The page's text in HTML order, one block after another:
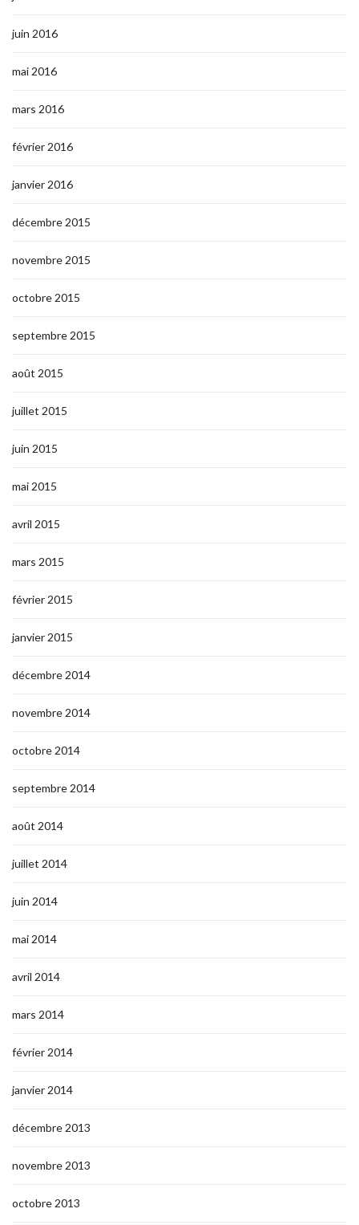
juin 2016
mai 2016
mars 2016
février 2016
janvier 2016
décembre 2015
novembre 2015
octobre 2015
septembre 2015
août 2015
juillet 2015
juin 2015
mai 2015
avril 2015
mars 2015
février 2015
janvier 2015
décembre 2014
novembre 2014
octobre 2014
septembre 2014
août 2014
juillet 2014
juin 2014
mai 2014
avril 2014
mars 2014
février 2014
janvier 2014
décembre 2013
novembre 2013
octobre 2013